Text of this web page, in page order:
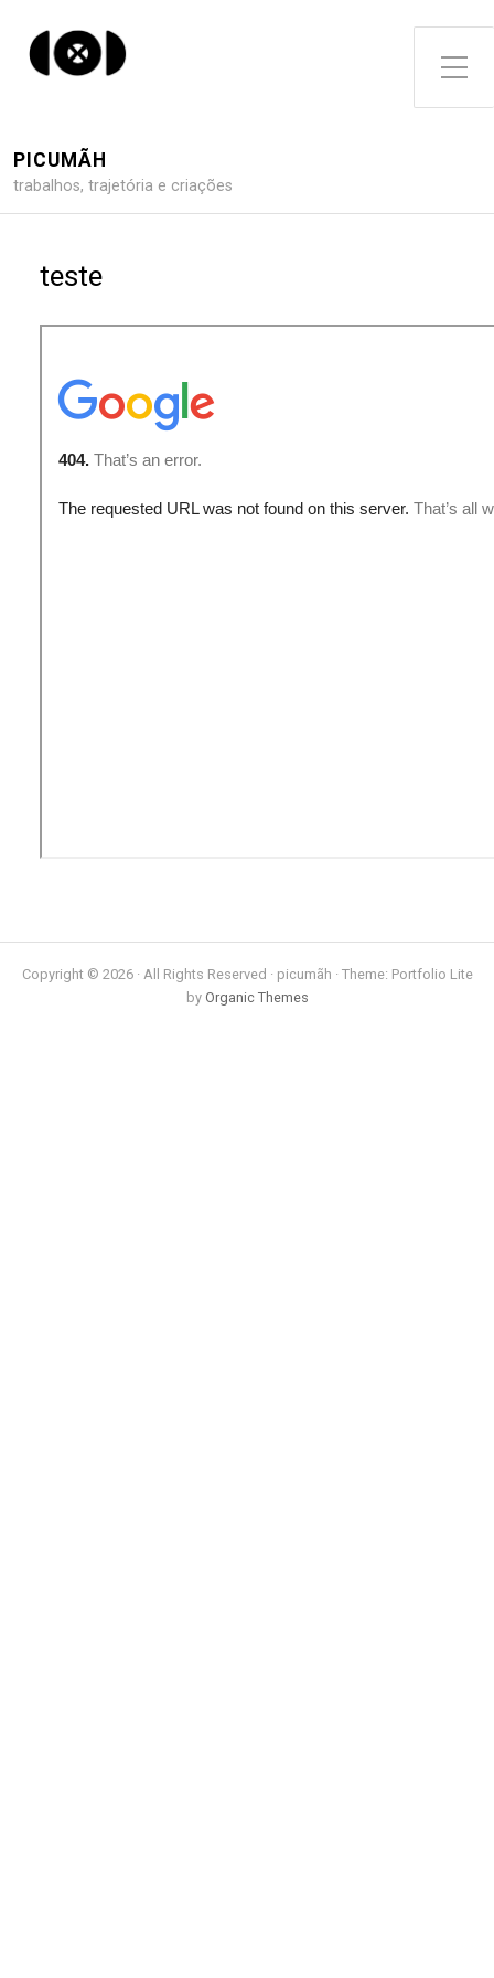
Toggle Side Menu
PICUMÃH
trabalhos, trajetória e criações
teste
Copyright © 2026 · All Rights Reserved · picumãh · Theme: Portfolio Lite
by Organic Themes